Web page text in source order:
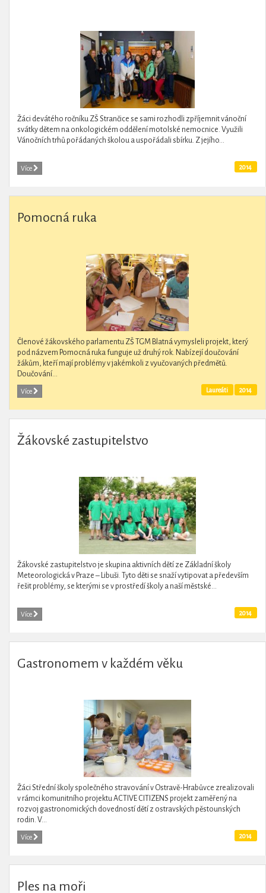
Žáci devátého ročníku ZŠ Strančice se sami rozhodli zpříjemnit vánoční
svátky dětem na onkologickém oddělení motolské nemocnice. Využili
Vánočních trhů pořádaných školou a uspořádali sbírku. Z jejího...
Více 2014
Pomocná ruka
Členové žákovského parlamentu ZŠ TGM Blatná vymysleli projekt, který
pod názvem Pomocná ruka funguje už druhý rok. Nabízejí doučování
žákům, kteří mají problémy v jakémkoli z vyučovaných předmětů.
Doučování...
Více 2014
Laureáti
Žákovské zastupitelstvo
Žákovské zastupitelstvo je skupina aktivních dětí ze Základní školy
Meteorologická v Praze – Libuši. Tyto děti se snaží vytipovat a především
řešit problémy, se kterými se v prostředí školy a naší městské...
Více 2014
Gastronomem v každém věku
Žáci Střední školy společného stravování v Ostravě-Hrabůvce zrealizovali
v rámci komunitního projektu ACTIVE CITIZENS projekt zaměřený na
rozvoj gastronomických dovedností dětí z ostravských pěstounských
rodin. V...
Více 2014
Ples na moři